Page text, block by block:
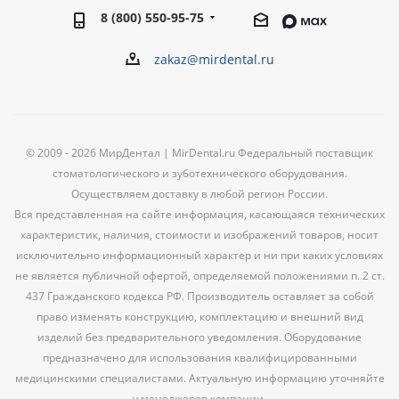
8 (800) 550-95-75
zakaz@mirdental.ru
© 2009 - 2026 МирДентал | MirDental.ru Федеральный поставщик
стоматологического и зуботехнического оборудования.
Осуществляем доставку в любой регион России.
Вся представленная на сайте информация, касающаяся технических
характеристик, наличия, стоимости и изображений товаров, носит
исключительно информационный характер и ни при каких условиях
не является публичной офертой, определяемой положениями п. 2 ст.
437 Гражданского кодекса РФ. Производитель оставляет за собой
право изменять конструкцию, комплектацию и внешний вид
изделий без предварительного уведомления. Оборудование
предназначено для использования квалифицированными
медицинскими специалистами. Актуальную информацию уточняйте